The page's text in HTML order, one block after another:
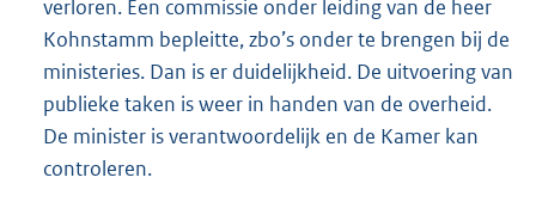
verloren. Een commissie onder leiding van de heer
Kohnstamm bepleitte, zbo’s onder te brengen bij de
ministeries. Dan is er duidelijkheid. De uitvoering van
publieke taken is weer in handen van de overheid.
De minister is verantwoordelijk en de Kamer kan
controleren.